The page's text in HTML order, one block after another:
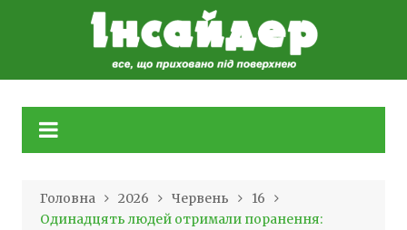
Головна 2026 Червень
16
Одинадцять людей отримали поранення: